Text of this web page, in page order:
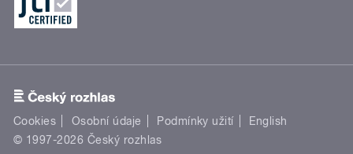
Cookies Osobní údaje Podmínky užití
English
© 1997-2026 Český rozhlas